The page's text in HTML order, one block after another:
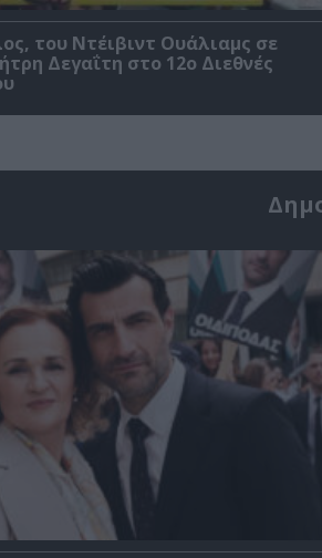
του Ντέιβιντ Ουάλιαμς σε
Δεγαΐτη στο 12ο Διεθνές